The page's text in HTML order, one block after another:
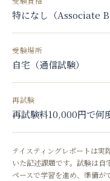
特になし（Associate
受験場所
自宅（通信試験）
再試験
再試験料10,000円で何
テイスティングレポートは
いた記述課題です。試験は
ペースで学習を進め、準備が